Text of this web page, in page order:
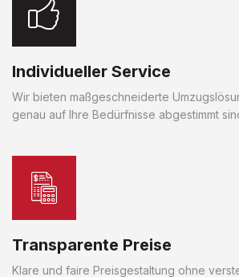
Individueller Service
Wir bieten maßgeschneiderte
genau auf Ihre Bedürfnisse abgestimmt
Transparente Preise
Klare und faire Preisgestaltung ohne